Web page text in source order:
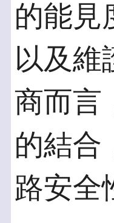
的能見
以及維
商而言
的結合
路安全